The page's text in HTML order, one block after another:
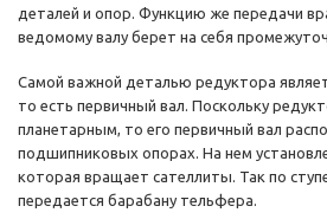
деталей и опор. Функцию же передачи
ведомому валу берет на себя
Самой важной деталью редуктора
то есть первичный вал. Поскольку
планетарным, то его первичный вал
подшипниковых опорах. На нем
которая вращает сателлиты. Так по
передается барабану тельфера.